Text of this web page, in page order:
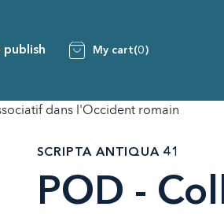
My cart(0)
dans l'Occident romain
SCRIPTA ANTIQUA 41
POD -